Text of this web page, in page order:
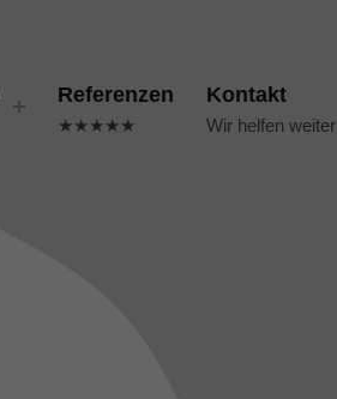
Referenzen
★★★★★
Kontakt
Wir helfen weiter